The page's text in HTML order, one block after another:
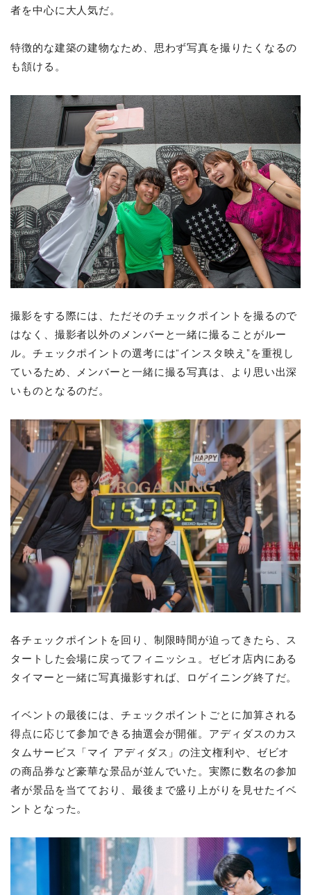
者を中心に大人気だ。
特徴的な建築の建物なため、思わず写真を撮りたくなるの
も頷ける。
撮影をする際には、ただそのチェックポイントを撮るので
はなく、撮影者以外のメンバーと一緒に撮ることがルー
ル。チェックポイントの選考には“インスタ映え”を重視し
ているため、メンバーと一緒に撮る写真は、より思い出深
いものとなるのだ。
各チェックポイントを回り、制限時間が迫ってきたら、ス
タートした会場に戻ってフィニッシュ。ゼビオ店内にある
タイマーと一緒に写真撮影すれば、ロゲイニング終了だ。
イベントの最後には、チェックポイントごとに加算される
得点に応じて参加できる抽選会が開催。アディダスのカス
タムサービス「マイ アディダス」の注文権利や、ゼビオ
の商品券など豪華な景品が並んでいた。実際に数名の参加
者が景品を当てており、最後まで盛り上がりを見せたイベ
ントとなった。